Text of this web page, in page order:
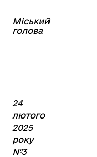
Міський
голова⠀
24
лютого
2025
року
№3